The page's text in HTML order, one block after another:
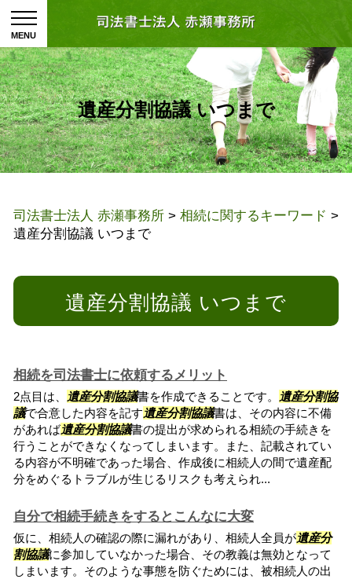
遺産分割協議 いつまで
司法書士法人 赤瀬事務所 > 相続に関するキーワード >
遺産分割協議 いつまで
遺産分割協議 いつまで
相続を司法書士に依頼するメリット
2点目は、 遺産分割協議書を作成できることです。
遺産分割協
議で合意した内容を記す遺産分割協議書は、その内容に不備
があれば遺産分割協議書の提出が求められる相続の手続きを
行うことができなくなってしまいます。また、記載されてい
る内容が不明確であった場合、作成後に相続人の間で遺産配
分をめぐるトラブルが生じるリスクも考えられ...
自分で相続手続きをするとこんなに大変
仮に、相続人の確認の際に漏れがあり、相続人全員が遺産分
割協議に参加していなかった場合、その教義は無効となって
しまいます。そのような事態を防ぐためには、被相続人の出